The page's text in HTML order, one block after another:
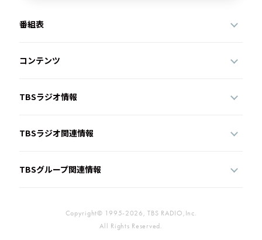
番組表
コンテンツ
TBSラジオ情報
TBSラジオ関連情報
TBSグループ関連情報
Copyright© 1995-2026, TBS RADIO,Inc.
All Rights Reserved.